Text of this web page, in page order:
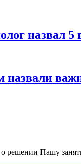
назвал 5
назвали
о решении Пашу